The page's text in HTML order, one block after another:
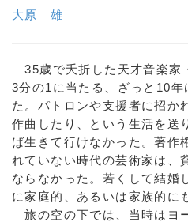
大原 雄
35歳で夭折した天才音楽家
3分の1に当たる、ざっと10年
た。パトロンや支援者に招か
作曲したり、という生活を送
ば生きて行けなかった。著作
れていない時代の芸術家は、
ならなかった。若くして結婚
に家庭的、あるいは家族的に
旅の空の下では、当時はヨ